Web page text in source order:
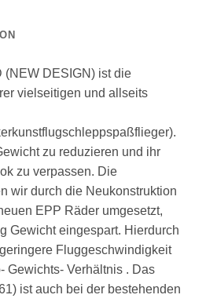
(NEW DESIGN) ist die
vielseitigen und allseits
zu reduzieren und ihr
zu verpassen. Die
wir durch die Neukonstruktion
EPP Räder umgesetzt,
Gewicht eingespart. Hierdurch
Fluggeschwindigkeit
Gewichts- Verhältnis . Das
ist auch bei der bestehenden